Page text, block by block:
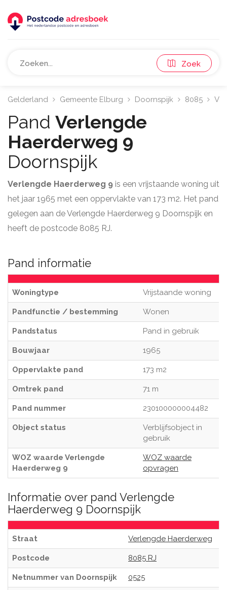
Zoek
Gelderland Gemeente Elburg Doornspijk 8085
Pand Verlengde
Haerderweg 9
Doornspijk
Verlengde Haerderweg 9 is een vrijstaande woning uit
het jaar 1965 met een oppervlakte van 173 m2. Het pand
gelegen aan de Verlengde Haerderweg 9 Doornspijk en
heeft de postcode 8085 RJ.
Pand informatie
Woningtype Vrijstaande woning
Pandfunctie / bestemming Wonen
Pandstatus Pand in gebruik
Bouwjaar 1965
Oppervlakte pand 173 m2
Omtrek pand 71 m
Pand nummer 230100000004482
Object status
Verblijfsobject in
gebruik
WOZ waarde Verlengde
Haerderweg 9
WOZ waarde
opvragen
Informatie over pand Verlengde
Haerderweg 9 Doornspijk
Straat Verlengde Haerderweg
Postcode 8085 RJ
Netnummer van Doornspijk 0525